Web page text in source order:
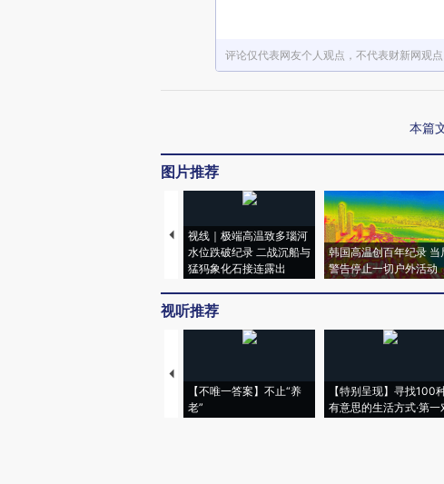
评论仅代表网友个人观点，不代表财新网观点
本篇
图片推荐
视线｜极端高温致多瑙河
水位跌破纪录 二战沉船与
猛犸象化石接连露出
韩国高温创百年纪录 当
警告停止一切户外活动
视听推荐
【不唯一答案】不止“养
老”
【特别呈现】寻找100
有意思的生活方式·第一